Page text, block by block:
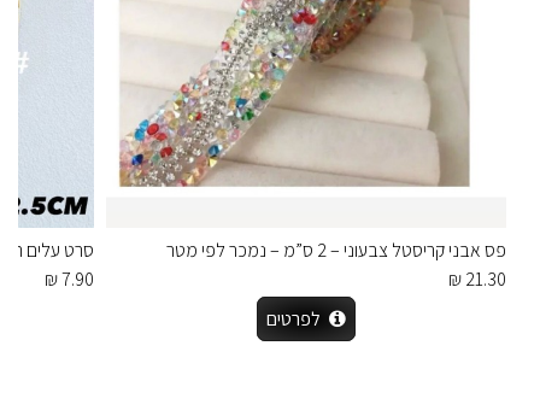
פס אבני קריסטל צבעוני – 2 ס”מ – נמכר לפי מטר
21.30 ₪
לפרטים
סרט עלים רוחב 2.5
7.90 ₪